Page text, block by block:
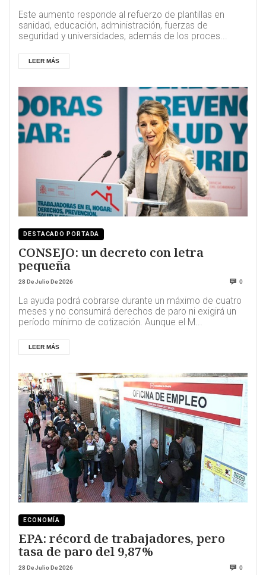
Este aumento responde al refuerzo de plantillas en
sanidad, educación, administración, fuerzas de
seguridad y universidades, además de los proces...
LEER MÁS
DESTACADO PORTADA
CONSEJO: un decreto con letra
pequeña
28 De Julio De 2026 0
La ayuda podrá cobrarse durante un máximo de cuatro
meses y no consumirá derechos de paro ni exigirá un
período mínimo de cotización. Aunque el M...
LEER MÁS
ECONOMÍA
EPA: récord de trabajadores, pero
tasa de paro del 9,87%
28 De Julio De 2026 0